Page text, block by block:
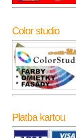
Color studio
Platba kartou